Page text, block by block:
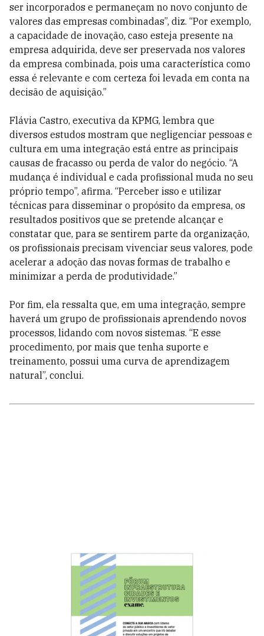
ser incorporados e permaneçam no novo conjunto de
valores das empresas combinadas”, diz. “Por exemplo,
a capacidade de inovação, caso esteja presente na
empresa adquirida, deve ser preservada nos valores
da empresa combinada, pois uma característica como
essa é relevante e com certeza foi levada em conta na
decisão de aquisição.”
Flávia Castro, executiva da KPMG, lembra que
diversos estudos mostram que negligenciar pessoas e
cultura em uma integração está entre as principais
causas de fracasso ou perda de valor do negócio. “A
mudança é individual e cada profissional muda no seu
próprio tempo”, afirma. “Perceber isso e utilizar
técnicas para disseminar o propósito da empresa, os
resultados positivos que se pretende alcançar e
constatar que, para se sentirem parte da organização,
os profissionais precisam vivenciar seus valores, pode
acelerar a adoção das novas formas de trabalho e
minimizar a perda de produtividade.”
Por fim, ela ressalta que, em uma integração, sempre
haverá um grupo de profissionais aprendendo novos
processos, lidando com novos sistemas. “E esse
procedimento, por mais que tenha suporte e
treinamento, possui uma curva de aprendizagem
natural”, conclui.